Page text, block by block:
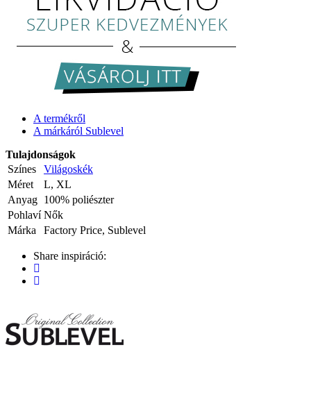
A termékről
A márkáról Sublevel
Tulajdonságok
Színes
Világoskék
Méret
L, XL
Anyag 100% poliészter
Pohlaví Nők
Márka
Factory Price, Sublevel
Share inspiráció: